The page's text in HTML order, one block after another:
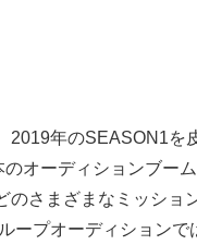
2019年のSEASON1を
オーディションブー
のさまざまなミッショ
ープオーディションで